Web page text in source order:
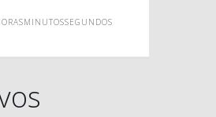
MINUTOSSEGUNDOS